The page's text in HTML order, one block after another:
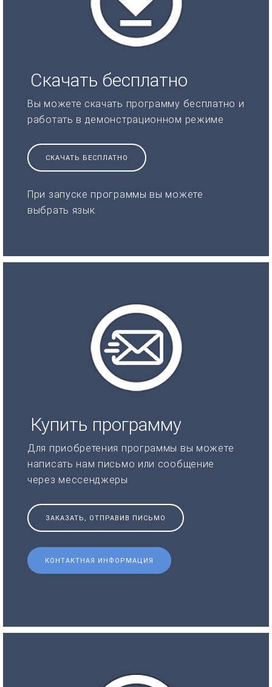
Скачать бесплатно
Вы можете скачать программу бесплатно и
работать в демонстрационном режиме
СКАЧАТЬ БЕСПЛАТНО
При запуске программы вы можете
выбрать язык.
Купить программу
Для приобретения программы вы можете
написать нам письмо или сообщение
через мессенджеры
ЗАКАЗАТЬ, ОТПРАВИВ ПИСЬМО
КОНТАКТНАЯ ИНФОРМАЦИЯ